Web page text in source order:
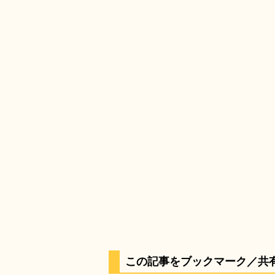
この記事をブックマーク／共